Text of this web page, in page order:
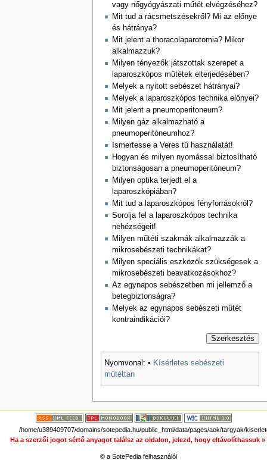
vagy nőgyógyászati műtét elvégzéséhez?
Mit tud a rácsmetszésekről? Mi az előnye
és hátránya?
Mit jelent a thoracolaparotomia? Mikor
alkalmazzuk?
Milyen tényezők játszottak szerepet a
laparoszkópos műtétek elterjedésében?
Melyek a nyitott sebészet hátrányai?
Melyek a laparoszkópos technika előnyei?
Mit jelent a pneumoperitoneum?
Milyen gáz alkalmazható a
pneumoperitóneumhoz?
Ismertesse a Veres tű használatát!
Hogyan és milyen nyomással biztosítható
biztonságosan a pneumoperitóneum?
Milyen optika terjedt el a
laparoszkópiában?
Mit tud a laparoszkópos fényforrásokról?
Sorolja fel a laparoszkópos technika
nehézségeit!
Milyen műtéti szakmák alkalmazzák a
mikrosebészeti technikákat?
Milyen speciális eszközök szükségesek a
mikrosebészeti beavatkozásokhoz?
Az egynapos sebészetben mi jellemző a
betegbiztonságra?
Melyek az egynapos sebészeti műtét
kontraindikációi?
Szerkesztés
Nyomvonal: • Kísérletes sebészeti
műtéttan
/home/u389409707/domains/sotepedia.hu/public_html/data/pages/aok/targyak/
Ha a szerzői jogot sértő anyagot találsz az oldalon, jelezd, hogy eltávolíthassuk »
© a SotePedia felhasználói